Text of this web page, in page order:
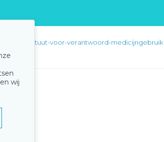
instituut-voor-verantwoord-medicijngebruik
wij